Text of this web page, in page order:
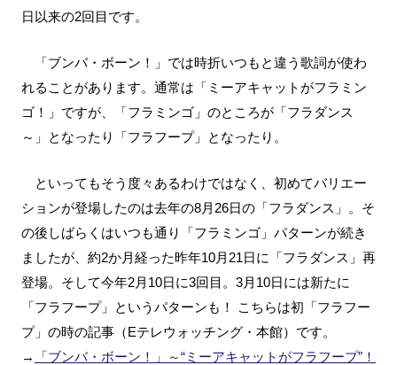
日以来の2回目です。
「ブンバ・ボーン！」では時折いつもと違う歌詞が使わ
れることがあります。通常は「ミーアキャットがフラミン
ゴ！」ですが、「フラミンゴ」のところが「フラダンス
～」となったり「フラフープ」となったり。
といってもそう度々あるわけではなく、初めてバリエー
ションが登場したのは去年の8月26日の「フラダンス」。そ
の後しばらくはいつも通り「フラミンゴ」パターンが続き
ましたが、約2か月経った昨年10月21日に「フラダンス」再
登場。そして今年2月10日に3回目。3月10日には新たに
「フラフープ」というパターンも！ こちらは初「フラフー
プ」の時の記事（Eテレウォッチング・本館）です。
→
「ブンバ・ボーン！」～“ミーアキャットがフラフープ”！